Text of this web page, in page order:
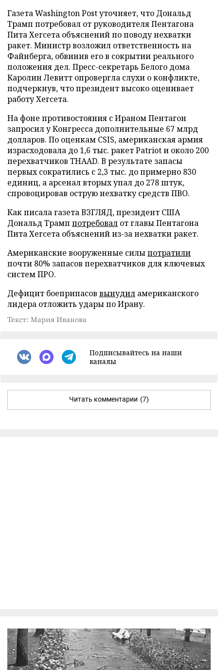
Газета Washington Post уточняет, что Дональд
Трамп потребовал от руководителя Пентагона
Пита Хегсета объяснений по поводу нехватки
ракет. Министр возложил ответственность на
Файнберга, обвинив его в сокрытии реального
положения дел. Пресс-секретарь Белого дома
Каролин Левитт опровергла слухи о конфликте,
подчеркнув, что президент высоко оценивает
работу Хегсета.
На фоне противостояния с Ираном Пентагон
запросил у Конгресса дополнительные 67 млрд
долларов. По оценкам CSIS, американская армия
израсходовала до 1,6 тыс. ракет Patriot и около 200
перехватчиков THAAD. В результате запасы
первых сократились с 2,3 тыс. до примерно 830
единиц, а арсенал вторых упал до 278 штук,
спровоцировав острую нехватку средств ПВО.
Как писала газета ВЗГЛЯД, президент США
Дональд Трамп потребовал от главы Пентагона
Пита Хегсета объяснений из-за нехватки ракет.
Американские вооруженные силыпотратили
почти 80% запасов перехватчиков для ключевых
систем ПРО.
Дефицит боеприпасов вынудил американского
лидера отложить удары по Ирану.
Текст: Мария Иванова
Подписывайтесь на наши
каналы
Читать комментарии (7)